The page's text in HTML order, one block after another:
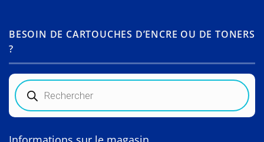
BESOIN DE CARTOUCHES D’ENCRE OU DE TONERS
?
Recherche
de
produits